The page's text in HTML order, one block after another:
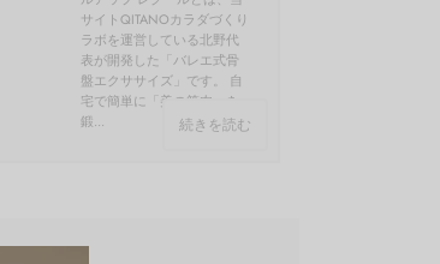
サイトQITANOカラダづくり
ラボを運営している北野代
表が開発した「バレエ式骨
盤エクササイズ」です。 自
宅で簡単に「美の筋肉」を
鍛...
続きを読む